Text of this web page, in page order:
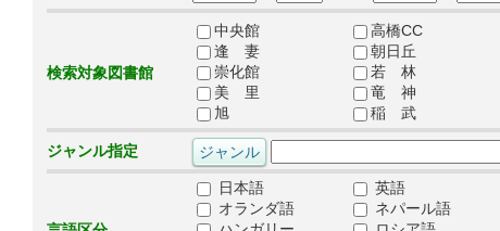
検索対象図書館
中央館 高橋CC
逢 妻
朝日丘
崇化館
若 林
美 里
竜 神
旭
稲 武
ジャンル指定
日本語 英語
オランダ語
ネパール語